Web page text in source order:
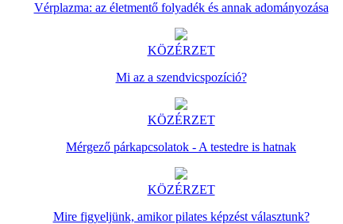
Vérplazma: az életmentő folyadék és annak adományozása
KÖZÉRZET
Mi az a szendvicspozíció?
KÖZÉRZET
Mérgező párkapcsolatok - A testedre is hatnak
KÖZÉRZET
Mire figyeljünk, amikor pilates képzést választunk?